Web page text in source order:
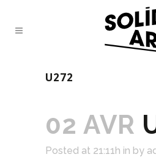
U272
02 AVR
Posted at 21:11h in by